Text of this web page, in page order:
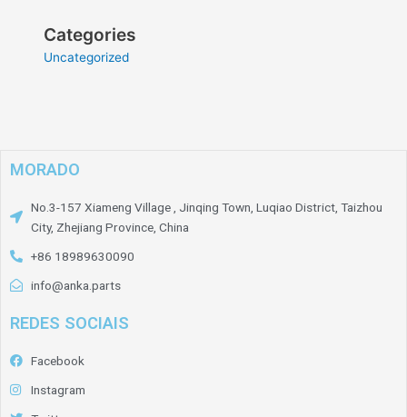
Categories
Uncategorized
MORADO
No.3-157 Xiameng Village , Jinqing Town, Luqiao District, Taizhou
City, Zhejiang Province, China
+86 18989630090
info@anka.parts
REDES SOCIAIS
Facebook
Instagram